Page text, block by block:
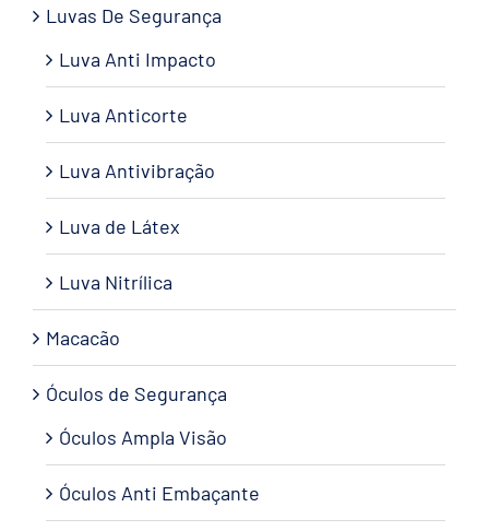
Luvas De Segurança
Luva Anti Impacto
Luva Anticorte
Luva Antivibração
Luva de Látex
Luva Nitrílica
Macacão
Óculos de Segurança
Óculos Ampla Visão
Óculos Anti Embaçante